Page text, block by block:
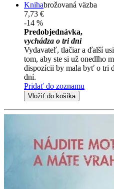
Knihabrožovaná väzba
7,73 €
-14 %
Predobjednávka,
vychádza o tri dni
Vydavateľ, tlačiar a ďalší
tom, aby ste si už onedlho
dispozícii by mala byť o tri
dní.
Pridať do zoznamu
Vložiť do košíka